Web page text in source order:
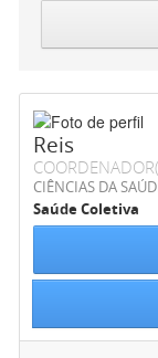
Reis
CIÊNCIAS DA
Saúde Coletiva